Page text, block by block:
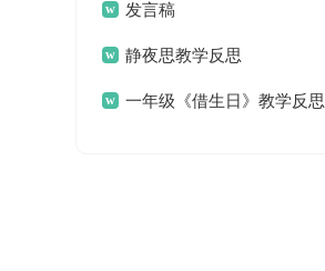
发言稿
静夜思教学反思
一年级《借生日》教学反思